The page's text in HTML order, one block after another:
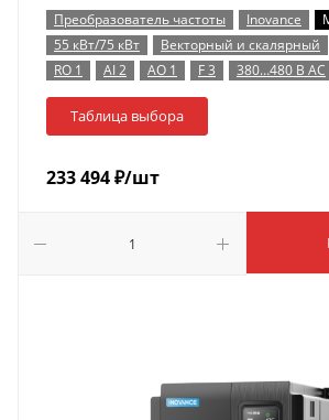
Преобразователь частоты Inovance
55 кВт/75 кВт
Векторный и скалярный
RO 1
AI 2 AO 1 F 3 380…480 В AC
Таблица выбора
233 494₽/шт